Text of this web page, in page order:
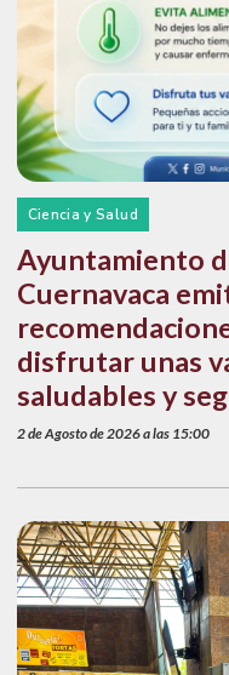
Ciencia y Salud
Ayuntamiento
Cuernavaca
disfrutar unas
saludables y
2 de Agosto de 2026 a las 15:00